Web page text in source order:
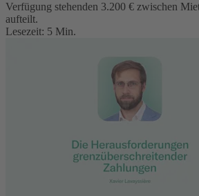
Verfügung stehenden 3.200 € zwischen
aufteilt.
Lesezeit: 5 Min.